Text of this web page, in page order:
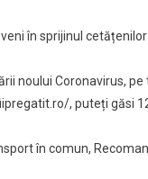
în sprijinul
noului Coronavirus,
, puteți găsi
în comun,